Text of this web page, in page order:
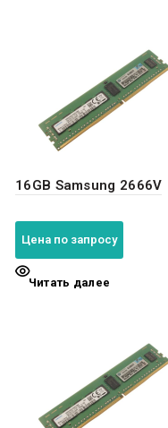
16GB Samsung 2666V
Цена по запросу
Читать далее